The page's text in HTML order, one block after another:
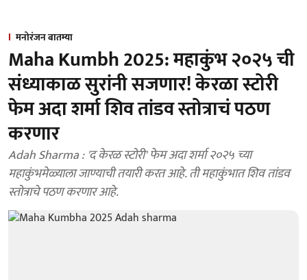
मनोरंजन बातम्या
Maha Kumbh 2025: महाकुंभ २०२५ ची
संध्याकाळ सुरांनी सजणार! केरळा स्टोरी
फेम अदा शर्मा शिव तांडव स्तोत्राचं पठण
करणार
Adah Sharma : 'द केरळ स्टोरी' फेम अदा शर्मा २०२५ च्या
महाकुंभमेळ्याला जाण्याची तयारी करत आहे. ती महाकुंभात शिव तांडव
स्तोत्राचे पठण करणार आहे.